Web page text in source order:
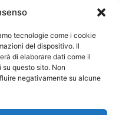
tecnologie come i cookie
del dispositivo. Il
di elaborare dati come il
questo sito. Non
negativamente su alcune
Ordini dei Biologi:
Vincenzo